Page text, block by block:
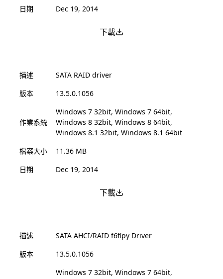
日期
Dec 19, 2014
下載
描述
SATA RAID driver
版本
13.5.0.1056
作業系統
Windows 7 32bit, Windows 7 64bit,
Windows 8 32bit, Windows 8 64bit,
Windows 8.1 32bit, Windows 8.1 64bit
檔案大小
11.36 MB
日期
Dec 19, 2014
下載
描述
SATA AHCI/RAID f6flpy Driver
版本
13.5.0.1056
Windows 7 32bit, Windows 7 64bit,